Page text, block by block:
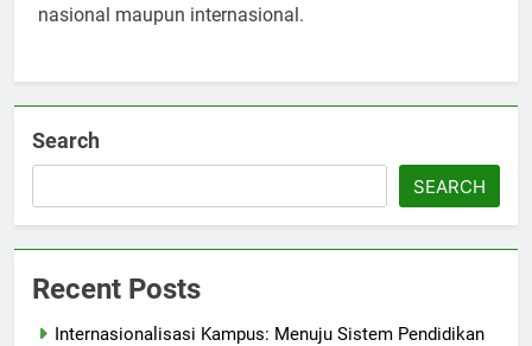
nasional maupun internasional.
Search
SEARCH
Recent Posts
Internasionalisasi Kampus: Menuju Sistem Pendidikan